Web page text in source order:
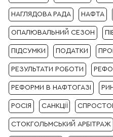
НАГЛЯДОВА РАДА НАФТА
ОПАЛЮВАЛЬНИЙ СЕЗОН
ПІДСУМКИ ПОДАТКИ
РЕЗУЛЬТАТИ РОБОТИ
РЕФОРМИ В НАФТОГАЗІ
РОСІЯ САНКЦІЇ
СТОКГОЛЬМСЬКИЙ АРБІТРАЖ